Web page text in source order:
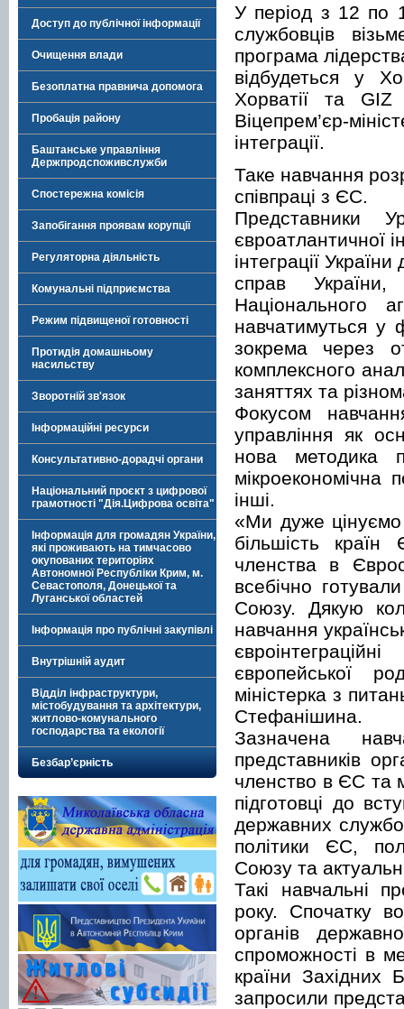
Доступ до публічної інформації
Очищення влади
Безоплатна правнича допомога
Пробація району
Баштанське управління
Держпродспоживслужби
Спостережна комісія
Запобігання проявам корупції
Регуляторна діяльність
Комунальні підприємства
Режим підвищеної готовності
Протидія домашньому
насильству
Зворотній зв'язок
Інформаційні ресурси
Консультативно-дорадчі органи
Національний проєкт з цифрової
грамотності "Дія.Цифрова освіта"
Інформація для громадян України,
які проживають на тимчасово
окупованих територіях
Автономної Республіки Крим, м.
Севастополя, Донецької та
Луганської областей
Інформація про публічні закупівлі
Внутрішній аудит
Відділ інфраструктури,
містобудування та архітектури,
житлово-комунального
господарства та екології
Безбар’єрність
У період з 12 по
службовців
програма
відбудеться у
Хорватії та
Віцепрем’єр-
інтеграції.
Таке навчання
співпраці з ЄС.
Представники
євроатлантичної
інтеграції
справ
Національного
навчатимуться у
зокрема через
комплексного
заняттях та
Фокусом
управління як
нова методика
мікроекономічна
інші.
«Ми дуже цінуємо
більшість
членства в
всебічно
Союзу. Дякую
навчання
європейської
міністерка з
Стефанішина.
Зазначена
представників
членство в ЄС та
підготовці до
державних
політики ЄС,
Союзу та
Такі навчальні
року. Спочатку
органів
спроможності в
країни Західних
запросили